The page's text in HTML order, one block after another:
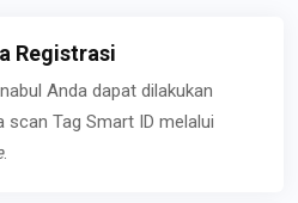
Registrasi
Anda dapat dilakukan
scan Tag Smart ID melalui
.